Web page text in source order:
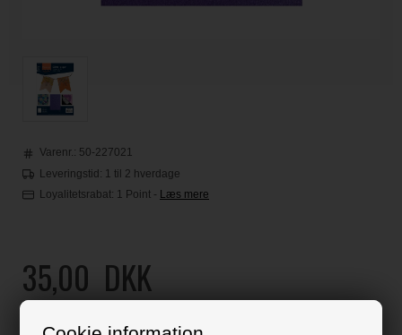
Varenr.: 50-227021
Leveringstid: 1 til 2 hverdage
Loyalitetsrabat: 1 Point - Læs mere
35,00 DKK